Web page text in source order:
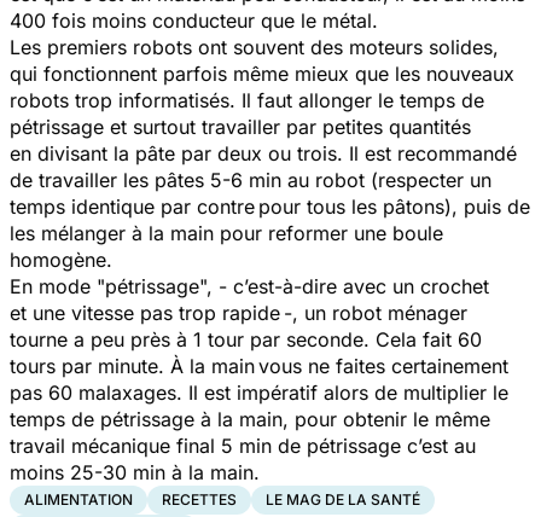
400 fois moins conducteur que le métal.
Les premiers robots ont souvent des moteurs solides,
qui fonctionnent parfois même mieux que les nouveaux
robots trop informatisés. Il faut allonger le temps de
pétrissage et surtout travailler par petites quantités
en divisant la pâte par deux ou trois. Il est recommandé
de travailler les pâtes 5-6 min au robot (respecter un
temps identique par contre pour tous les pâtons), puis de
les mélanger à la main pour reformer une boule
homogène.
En mode "pétrissage", - c’est-à-dire avec un crochet
et une vitesse pas trop rapide -, un robot ménager
tourne a peu près à 1 tour par seconde. Cela fait 60
tours par minute. À la main vous ne faites certainement
pas 60 malaxages. Il est impératif alors de multiplier le
temps de pétrissage à la main, pour obtenir le même
travail mécanique final 5 min de pétrissage c’est au
moins 25-30 min à la main.
ALIMENTATION RECETTES LE MAG DE LA SANTÉ